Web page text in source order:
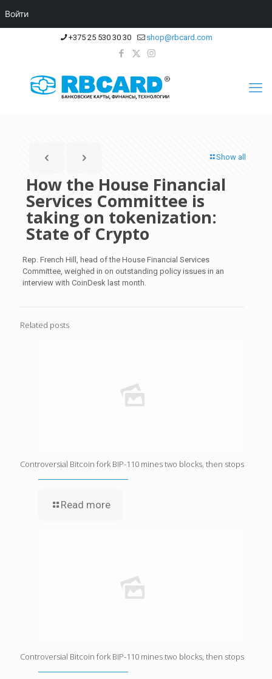
+375 25 530 30 30 shop@rbcard.com
Show all
How the House Financial
Services Committee is
taking on tokenization:
State of Crypto
Rep. French Hill, head of the House Financial Services
Committee, weighed in on outstanding policy issues in an
interview with CoinDesk last month.
Related posts
Controversial Bitcoin fork BIP-110 mines two blocks, then stops
Read more
Controversial Bitcoin fork BIP-110 mines two blocks, then stops
Войти